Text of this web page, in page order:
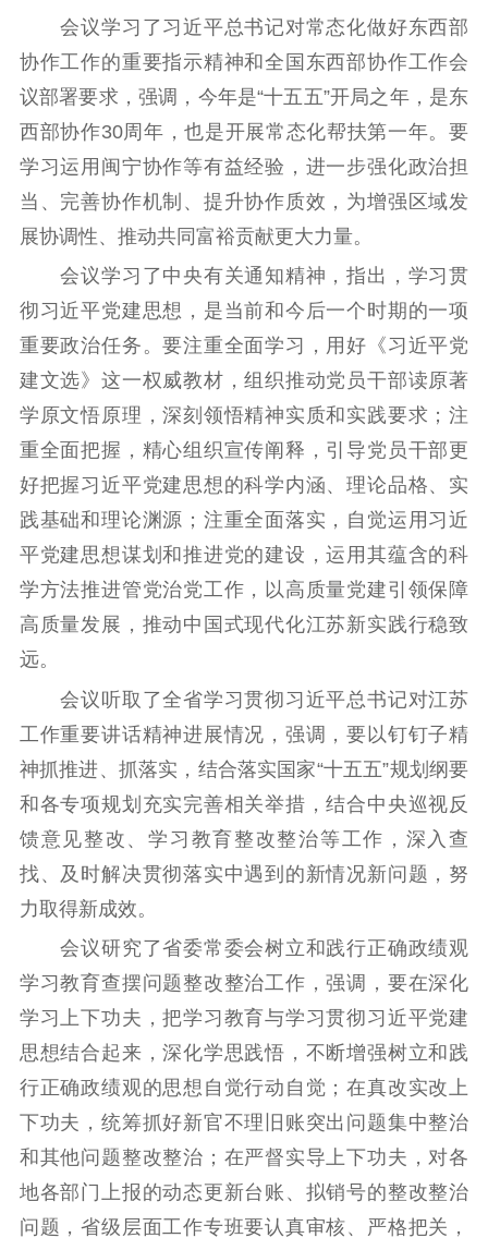
紫金文化艺术节
品牌活动 紫艺舞台
精神文明
文明创建 文明实践
文明培育
先进典型
社会宣传
用
新闻出版
精品出版 全民阅读
出版监管
扫黄打非
电影工作
电影创作 电影市场
机关党建
文化人才
数据资源
公共服务
新时代公民素养
科研创新
服务管理平台
智库服务
管理平台
文艺创作
服务管理
文化产业
统计分析
数字出版
审读服务
新闻发布工作备
案管理系统
电影
服务
理论宣讲
共建共享平台
政工继续教育学
习平台
责任编辑注册
业务申报系统
会议学习了习近平总书记对常态化做好东西部
协作工作的重要指示精神和全国东西部协作工作会
议部署要求，强调，今年是“十五五”开局之年，是东
西部协作30周年，也是开展常态化帮扶第一年。要
学习运用闽宁协作等有益经验，进一步强化政治担
当、完善协作机制、提升协作质效，为增强区域发
展协调性、推动共同富裕贡献更大力量。
会议学习了中央有关通知精神，指出，学习贯
彻习近平党建思想，是当前和今后一个时期的一项
重要政治任务。要注重全面学习，用好《习近平党
建文选》这一权威教材，组织推动党员干部读原著
学原文悟原理，深刻领悟精神实质和实践要求；注
重全面把握，精心组织宣传阐释，引导党员干部更
好把握习近平党建思想的科学内涵、理论品格、实
践基础和理论渊源；注重全面落实，自觉运用习近
平党建思想谋划和推进党的建设，运用其蕴含的科
学方法推进管党治党工作，以高质量党建引领保障
高质量发展，推动中国式现代化江苏新实践行稳致
远。
会议听取了全省学习贯彻习近平总书记对江苏
工作重要讲话精神进展情况，强调，要以钉钉子精
神抓推进、抓落实，结合落实国家“十五五”规划纲要
和各专项规划充实完善相关举措，结合中央巡视反
馈意见整改、学习教育整改整治等工作，深入查
找、及时解决贯彻落实中遇到的新情况新问题，努
力取得新成效。
会议研究了省委常委会树立和践行正确政绩观
学习教育查摆问题整改整治工作，强调，要在深化
学习上下功夫，把学习教育与学习贯彻习近平党建
思想结合起来，深化学思践悟，不断增强树立和践
行正确政绩观的思想自觉行动自觉；在真改实改上
下功夫，统筹抓好新官不理旧账突出问题集中整治
和其他问题整改整治；在严督实导上下功夫，对各
地各部门上报的动态更新台账、拟销号的整改整治
问题，省级层面工作专班要认真审核、严格把关，